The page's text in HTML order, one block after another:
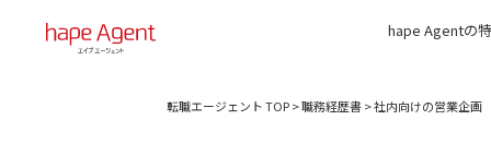
hape Agentの
転職エージェント TOP>職務経歴書>社内向けの営業企画